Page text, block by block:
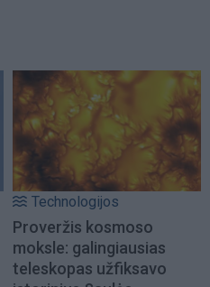
Technologijos
Proveržis kosmoso
moksle: galingiausias
teleskopas užfiksavo